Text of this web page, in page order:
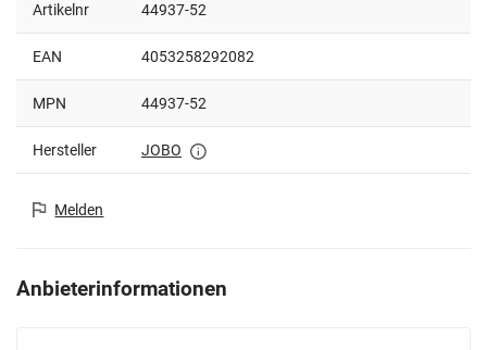
Artikelnr 44937-52
EAN 4053258292082
MPN 44937-52
Hersteller JOBO
Melden
Anbieterinformationen